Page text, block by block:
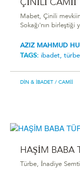
ÇİNİLİ CAMİİ
Mabet, Çinili
Sokağı'nın birleştiği
AZIZ MAHMUD
TAGS: ibadet,
DIN & İBADET / CAMII
HAŞİM BABA
Türbe, İnadiye